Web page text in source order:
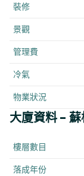
裝修
景觀
管理費
冷氣
物業狀況
大廈資料- 蘇
樓層數目
落成年份